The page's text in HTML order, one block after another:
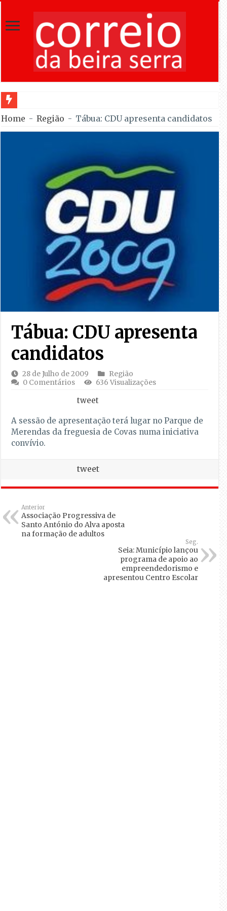
Home - Região - Tábua: CDU apresenta candidatos
Tábua: CDU apresenta
candidatos
28 de Julho de 2009
Região
0 Comentários
636 Visualizações
tweet
A sessão de apresentação terá lugar no Parque de
Merendas da freguesia de Covas numa iniciativa
convívio.
tweet
Anterior
Associação Progressiva de
Santo António do Alva aposta
na formação de adultos
Seg.
Seia: Município lançou
programa de apoio ao
empreendedorismo e
apresentou Centro Escolar